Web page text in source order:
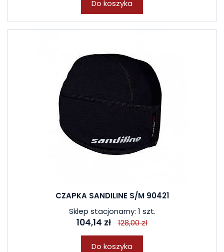
Do koszyka
CZAPKA SANDILINE S/M 90421
Sklep stacjonarny: 1 szt.
104,14 zł 128,00 zł
Do koszyka